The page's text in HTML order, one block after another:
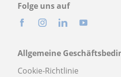
Folge uns auf
Allgemeine
Cookie-Richtlinie